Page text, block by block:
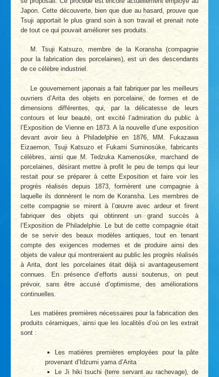
Japon. Cette découverte, bien que due au hasard, prouve que
Tsuji apportait le plus grand soin à son travail et prenait note
de tout ce qui pouvait améliorer ses produits.
M. Tsuji Katsuzo, membre de la Koransha (compagnie
pour la fabrication des porcelaines), est un des descendants
de ce célèbre industriel.
Le gouvernement japonais a fait fabriquer par les meilleurs
ouvriers d’Arita des objets en porcelaine, de formes et de
dimensions différentes, qui, par la délicatesse de leurs
contours et leur beauté, ont excité l’admiration du public à
l’Exposition de Vienne en 1873. A la nouvelle d’une exposition
devant avoir lieu à Philadelphie en 1876, MM. Fukazawa
Eizaemon, Tsuji Katsuzo et Fukami Suminosùke, fabricants
célèbres, ainsi que M. Tedzuka Kamenosùke, marchand de
porcelaines, désirant mettre à profit le peu de temps qui leur
restait pour se préparer à cette Exposition et faire voir les
progrès réalisés depuis 1873, formèrent une compagnie à
laquelle ils donnèrent le nom de Koransha. Les membres de
cette compagnie se mirent à l’œuvre avec ardeur et firent
fabriquer des objets qui obtinrent un grand succès à
l’Exposition de Philadelphie. Le but de cette compagnie était
de se servir des beaux modèles antiques, tout en tenant
compte des exigences modernes et de produire ainsi des
objets de valeur qui montreraient au public les progrès réalisés
à Arita, dont les porcelaines était déjà si avantageusement
connues. En présence d’efforts aussi soutenus, on peut
prévoir, sans être accusé d’optimisme, des améliorations
continuelles.
Les matières premières nécessaires pour la fabrication des
produits céramiques, ainsi que les localités d’où on les extrait
sont :
Les matières premières employées pour la pâte
provenant d’Idzumi yama d’Arita
Le Ji hiki tsuchi (terre servant au rachevage), de